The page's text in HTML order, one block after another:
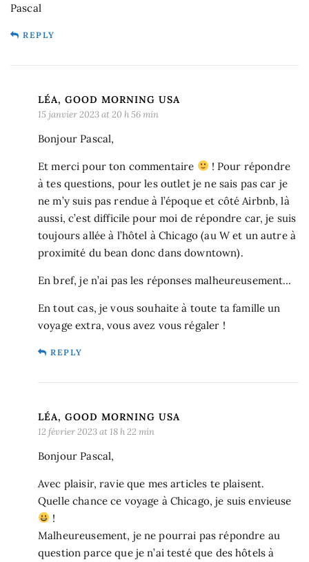
Pascal
REPLY
LÉA, GOOD MORNING USA
15 janvier 2023 at 20 h 56 min
Bonjour Pascal,
Et merci pour ton commentaire
! Pour répondre
à tes questions, pour les outlet je ne sais pas car je
ne m’y suis pas rendue à l’époque et côté Airbnb, là
aussi, c’est difficile pour moi de répondre car, je suis
toujours allée à l’hôtel à Chicago (au W et un autre à
proximité du bean donc dans downtown).
En bref, je n’ai pas les réponses malheureusement…
En tout cas, je vous souhaite à toute ta famille un
voyage extra, vous avez vous régaler !
REPLY
LÉA, GOOD MORNING USA
12 février 2023 at 18 h 22 min
Bonjour Pascal,
Avec plaisir, ravie que mes articles te plaisent.
Quelle chance ce voyage à Chicago, je suis envieuse
!
Malheureusement, je ne pourrai pas répondre au
question parce que je n’ai testé que des hôtels à